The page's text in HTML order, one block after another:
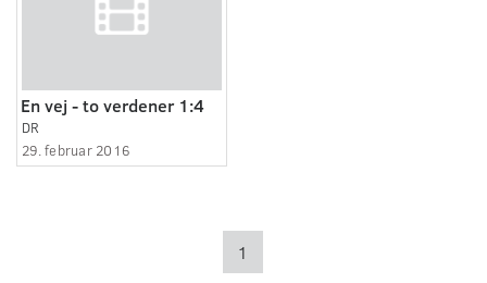
En vej - to verdener 1:4
DR
29. februar 2016
1